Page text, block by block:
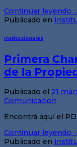
Continuar leyendo
Publicado en
Institucionales
Primera
de la
Publicado el 21
Comunicacion
Encontrá aquí el
Continuar leyendo
Publicado en